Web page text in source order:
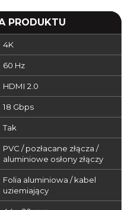
PRODUKTU
4K
60 Hz
HDMI 2.0
18 Gbps
Tak
PVC / pozłacane złącza /
aluminiowe osłony złączy
Folia aluminiowa / kabel
uziemiający